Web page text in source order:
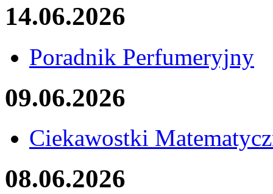
14.06.2026
Poradnik Perfumeryjny
09.06.2026
Ciekawostki
08.06.2026